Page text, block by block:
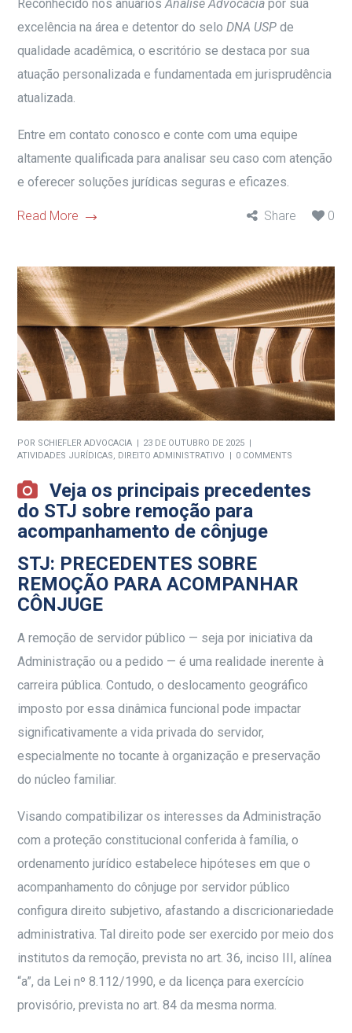
Reconhecido nos anuáriosAnálise Advocacia por sua
excelência na área e detentor do seloDNA USP de
qualidade acadêmica, o escritório se destaca por sua
atuação personalizada e fundamentada em jurisprudência
atualizada.
Entre em contato conosco e conte com uma equipe
altamente qualificada para analisar seu caso com atenção
e oferecer soluções jurídicas seguras e eficazes.
Read More Share 0
POR SCHIEFLER ADVOCACIA
23 DE OUTUBRO DE 2025
ATIVIDADES JURÍDICAS
DIREITO ADMINISTRATIVO 0 COMMENTS
Veja os principais precedentes
do STJ sobre remoção para
acompanhamento de cônjuge
STJ: PRECEDENTES SOBRE
REMOÇÃO PARA ACOMPANHAR
CÔNJUGE
A remoção de servidor público — seja por iniciativa da
Administração ou a pedido — é uma realidade inerente à
carreira pública. Contudo, o deslocamento geográfico
imposto por essa dinâmica funcional pode impactar
significativamente a vida privada do servidor,
especialmente no tocante à organização e preservação
do núcleo familiar.
Visando compatibilizar os interesses da Administração
com a proteção constitucional conferida à família, o
ordenamento jurídico estabelece hipóteses em que o
acompanhamento do cônjuge por servidor público
configura direito subjetivo, afastando a discricionariedade
administrativa. Tal direito pode ser exercido por meio dos
institutos da remoção, prevista no art. 36, inciso III, alínea
“a”, da Lei nº 8.112/1990, e da licença para exercício
provisório, prevista no art. 84 da mesma norma.